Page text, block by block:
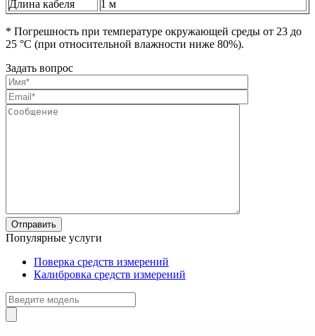
Длина кабеля
1 м
* Погрешность при температуре окружающей среды от 23 до
25 °C (при относительной влажности ниже 80%).
Задать вопрос
Популярные услуги
Поверка средств измерений
Калибровка средств измерений